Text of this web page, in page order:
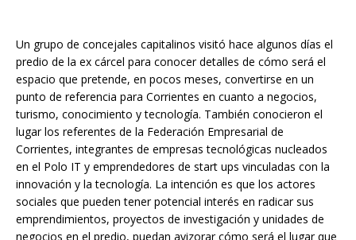
Un grupo de concejales capitalinos visitó hace algunos días el
predio de la ex cárcel para conocer detalles de cómo será el
espacio que pretende, en pocos meses, convertirse en un
punto de referencia para Corrientes en cuanto a negocios,
turismo, conocimiento y tecnología. También conocieron el
lugar los referentes de la Federación Empresarial de
Corrientes, integrantes de empresas tecnológicas nucleados
en el Polo IT y emprendedores de start ups vinculadas con la
innovación y la tecnología. La intención es que los actores
sociales que pueden tener potencial interés en radicar sus
emprendimientos, proyectos de investigación y unidades de
negocios en el predio, puedan avizorar cómo será el lugar que